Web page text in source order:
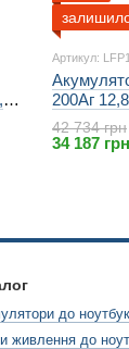
Артикул:
200Аг
сонячних
42 734 грн
34 187 грн
до
живлення до